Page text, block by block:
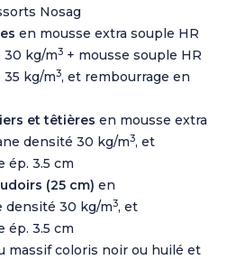
Nosag
en mousse extra souple HR
kg/m3 + mousse souple HR
kg/m3, et rembourrage en
et têtières en mousse extra
densité 30 kg/m3, et
ép. 3.5 cm
(25 cm) en
densité 30 kg/m3, et
ép. 3.5 cm
massif coloris noir ou huilé et